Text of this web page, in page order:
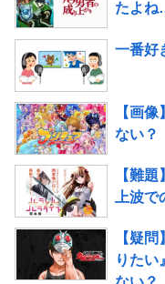
たよ
一番好
【画
ない？
【難
上波
【疑
りたい